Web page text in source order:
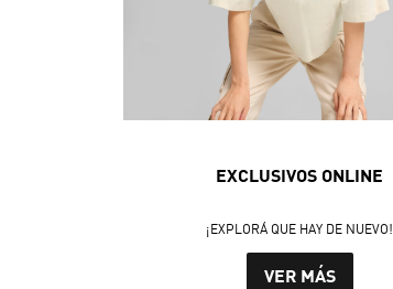
EXCLUSIVOS ONLINE
¡EXPLORÁ QUE HAY DE NUEVO!
VER MÁS